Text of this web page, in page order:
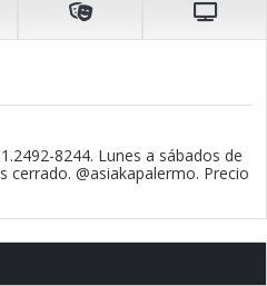
8244. Lunes a sábados de
cerrado. @asiakapalermo. Precio